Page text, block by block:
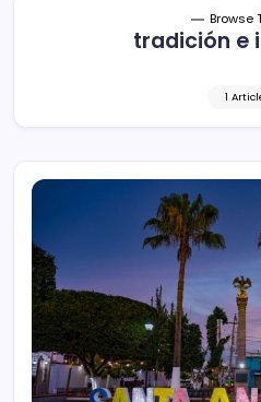
Browse
tradición e
1